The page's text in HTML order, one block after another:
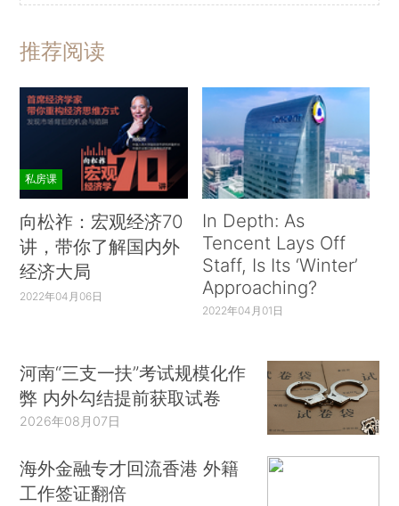
推荐阅读
私房课
向松祚：宏观经济70
讲，带你了解国内外
经济大局
2022年04月06日
In Depth: As
Tencent Lays Off
Staff, Is Its ‘Winter’
Approaching?
2022年04月01日
河南“三支一扶”考试规模化作
弊 内外勾结提前获取试卷
2026年08月07日
海外金融专才回流香港 外籍
工作签证翻倍